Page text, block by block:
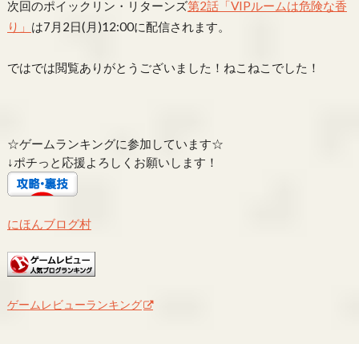
次回のポイックリン・リターンズ第2話「VIPルームは危険な香
り」 は7月2日(月)12:00に配信されます。
ではでは閲覧ありがとうございました！ねこねこでした！
☆ゲームランキングに参加しています☆
↓ポチっと応援よろしくお願いします！
にほんブログ村
ゲームレビューランキング